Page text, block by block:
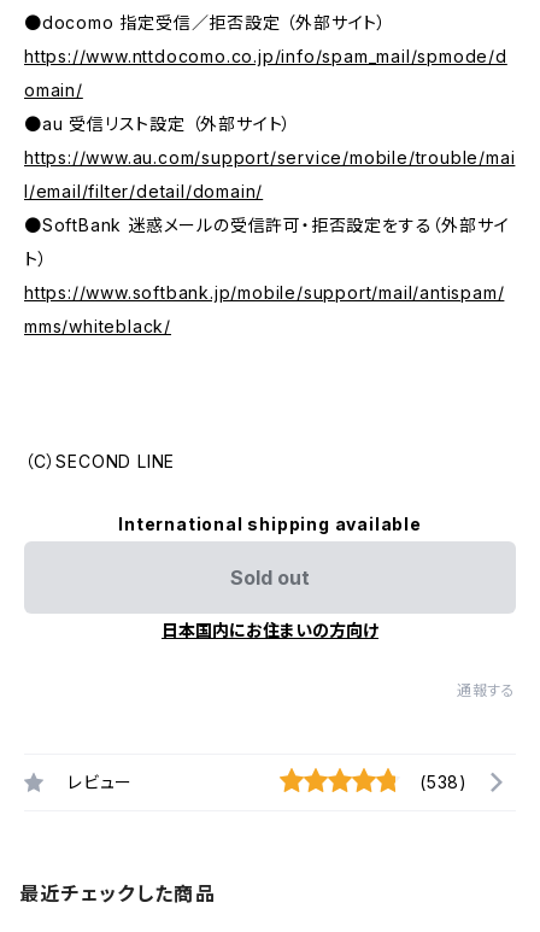
●docomo 指定受信／拒否設定 （外部サイト）
https://www.nttdocomo.co.jp/info/spam_mail/spmode/d
omain/
●au 受信リスト設定 （外部サイト）
https://www.au.com/support/service/mobile/trouble/mai
l/email/filter/detail/domain/
●SoftBank 迷惑メールの受信許可・拒否設定をする（外部サイ
ト）
https://www.softbank.jp/mobile/support/mail/antispam/
mms/whiteblack/
（C）SECOND LINE
International shipping available
Sold out
日本国内にお住まいの方向け
通報する
レビュー (538)
最近チェックした商品